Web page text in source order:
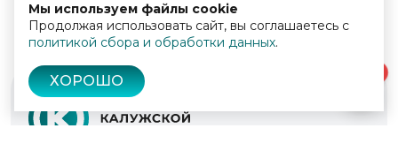
Мы используем файлы cookie
Продолжая использовать сайт, вы соглашаетесь с
политикой сбора и обработки данных.
ХОРОШО